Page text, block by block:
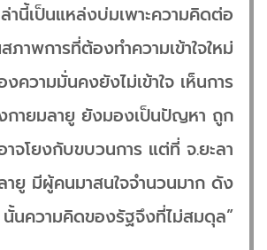
ล่านี้เป็นแหล่งบ่มเพาะความคิดต่อ
ภาพการที่ต้องทำความเข้าใจใหม่
ความมั่นคงยังไม่เข้าใจ เห็นการ
กายมลายู ยังมองเป็นปัญหา ถูก
าจโยงกับขบวนการ แต่ที่ จ.ยะลา
ยู มีผู้คนมาสนใจจำนวนมาก ดัง
นั้นความคิดของรัฐจึงที่ไม่สมดุล”